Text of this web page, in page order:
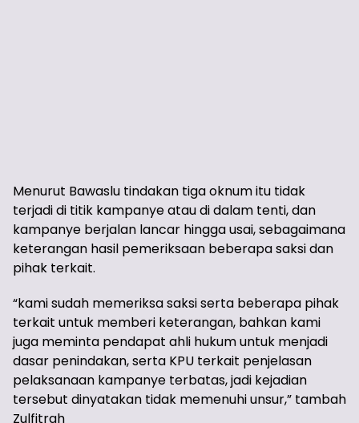
Menurut Bawaslu tindakan tiga oknum itu tidak
terjadi di titik kampanye atau di dalam tenti, dan
kampanye berjalan lancar hingga usai, sebagaimana
keterangan hasil pemeriksaan beberapa saksi dan
pihak terkait.
“kami sudah memeriksa saksi serta beberapa pihak
terkait untuk memberi keterangan, bahkan kami
juga meminta pendapat ahli hukum untuk menjadi
dasar penindakan, serta KPU terkait penjelasan
pelaksanaan kampanye terbatas, jadi kejadian
tersebut dinyatakan tidak memenuhi unsur,” tambah
Zulfitrah